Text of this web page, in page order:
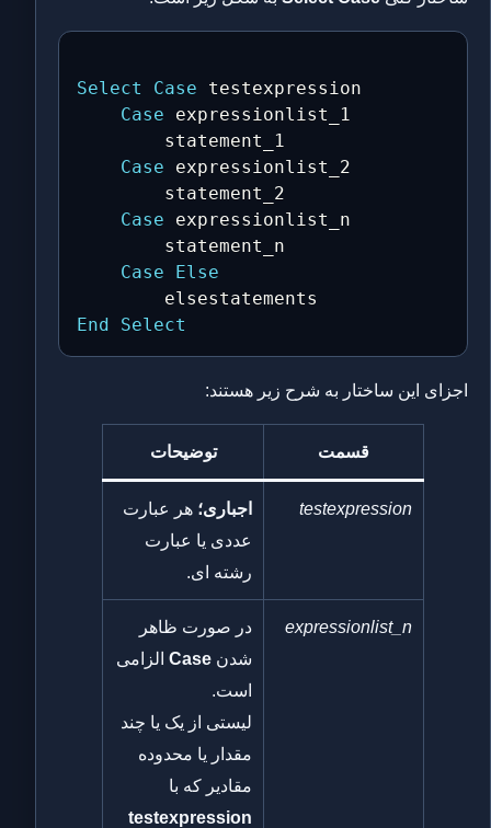
Select Case testexpression
Case expressionlist_1
        statement_1
Case expressionlist_2
        statement_2
Case expressionlist_n
        statement_n
Case
Else
End
Select
اجزای این ساختار به شرح زیر هستند:
قسمت توضیحات
testexpression اجباری؛ هر عبارت
عددی یا عبارت
رشته ای.
expressionlist_n
در صورت ظاهر
شدنCase الزامی
است.
لیستی از یک یا چند
مقدار یا محدوده
مقادیر که با
testexpression